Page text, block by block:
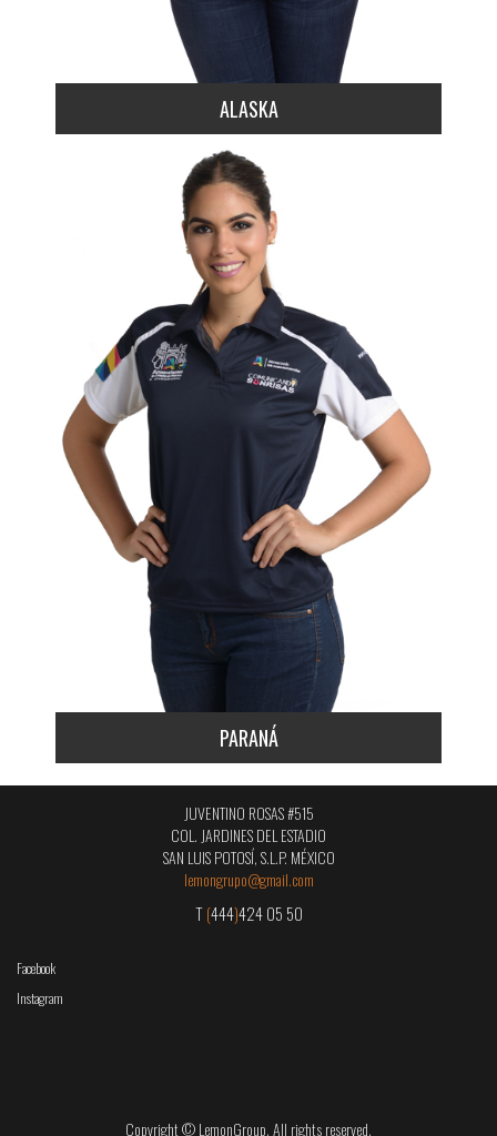
ALASKA
PARANÁ
JUVENTINO ROSAS #515
COL. JARDINES DEL ESTADIO
SAN LUIS POTOSÍ, S.L.P. MÉXICO
lemongrupo@gmail.com
T(444)424 05 50
Facebook
Instagram
Copyright © LemonGroup. All rights reserved.